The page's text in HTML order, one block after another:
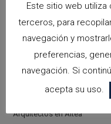
Categorías
arquitectora espacios
Arquitectos en Alicante
Arquitectos en Altea
Este sitio web
terceros, para
navegación y
preferencias,
navegación. Si
acepta su uso.